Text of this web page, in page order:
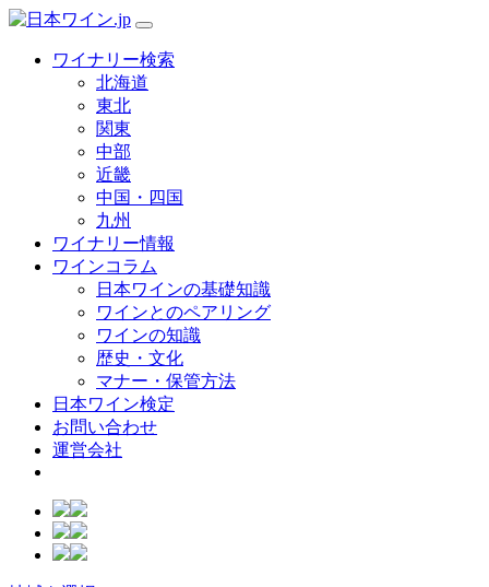
ワイナリー検索
北海道
東北
関東
中部
近畿
中国・四国
九州
ワイナリー情報
ワインコラム
日本ワインの基礎知識
ワインとのペアリング
ワインの知識
歴史・文化
マナー・保管方法
日本ワイン検定
お問い合わせ
運営会社